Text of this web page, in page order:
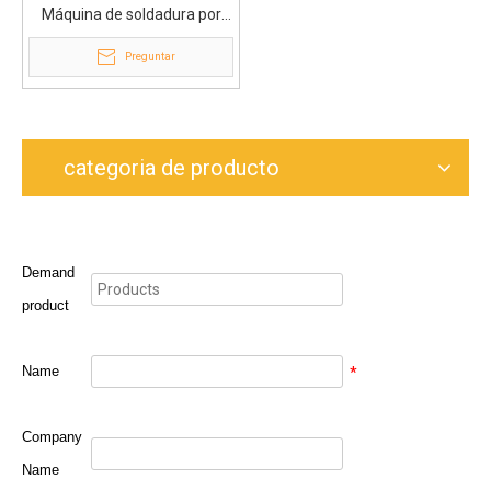
Máquina de soldadura por
fusión a tope automática
industrial WP315Q
Preguntar
categoria de producto
Demand
product
Name *
Company
Name